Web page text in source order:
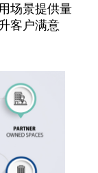
场景提供量
客户满意